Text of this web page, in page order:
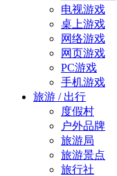
电视游戏
桌上游戏
网络游戏
网页游戏
PC游戏
手机游戏
旅游 / 出行
度假村
户外品牌
旅游局
旅游景点
旅行社